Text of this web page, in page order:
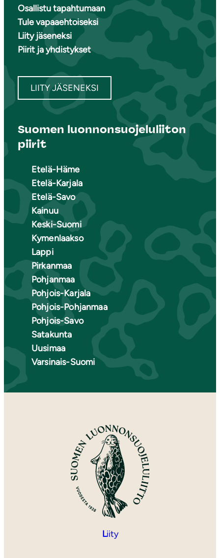
Osallistu tapahtumaan
Tule vapaaehtoiseksi
Liity jäseneksi
Piirit ja yhdistykset
LIITY JÄSENEKSI
Suomen luonnonsuojeluliiton
piirit
Etelä-Häme
Etelä-Karjala
Etelä-Savo
Kainuu
Keski-Suomi
Kymenlaakso
Lappi
Pirkanmaa
Pohjanmaa
Pohjois-Karjala
Pohjois-Pohjanmaa
Pohjois-Savo
Satakunta
Uusimaa
Varsinais-Suomi
Liity